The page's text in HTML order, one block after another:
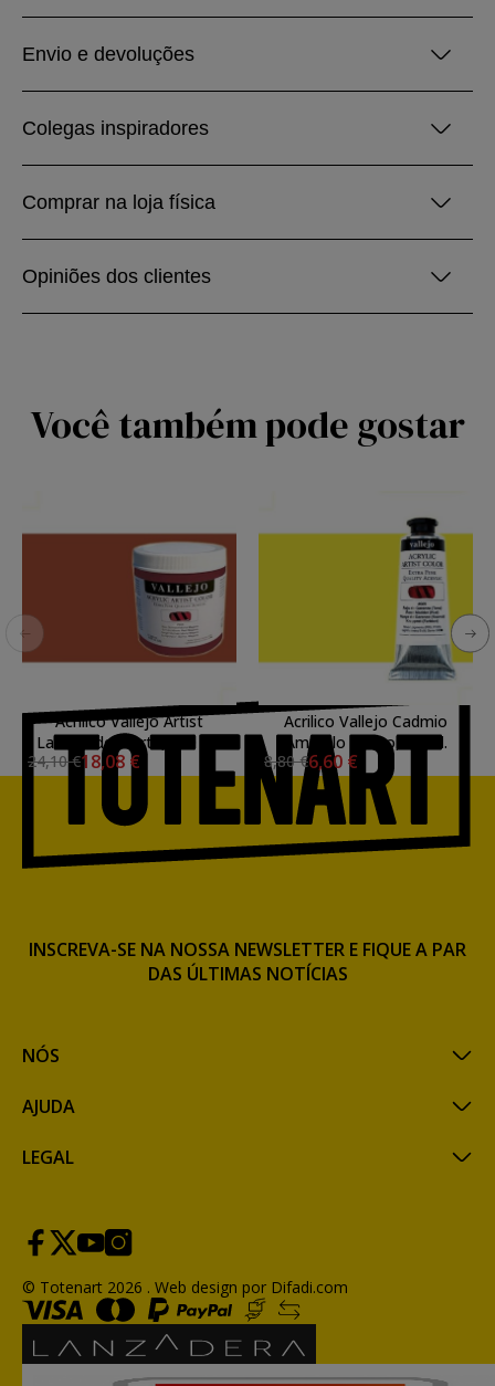
Envio e devoluções
Colegas inspiradores
Comprar na loja física
Opiniões dos clientes
Você também pode gostar
Acrilico Vallejo Artist
Laranja de Marte, 500 ml.
24,10 €18,08 €
Acrilico Vallejo Cadmio
Amarelo Limao, 60 ml.
8,80 €6,60 €
NÓS
AJUDA
LEGAL
INSCREVA-SE NA NOSSA NEWSLETTER E FIQUE A PAR
DAS ÚLTIMAS NOTÍCIAS
© Totenart 2026 . Web design por Difadi.com